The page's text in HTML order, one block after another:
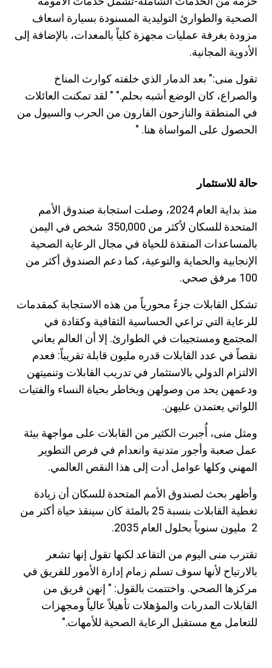
الصحية والطوارئ التوليدية المسنودة بسيارة اسعاف
مزودة بغرفة عمليات مجهزة كلياً بالمعدات، بالإضافة إلى
الأدوية المجانية.
تقول منى:" بعد الدمار الذي خلفته كوارث المناخ
والصراع، كان الوضع أشبه بحلم." " لقد تمكنت العائلات
في المنطقة والنازحون الفارون من الحرب والسيول من
الحصول على المواساة هنا. "
حالة للاستثمار
منذ بداية العام 2024، وصلت استجابة صندوق الأمم
المتحدة للسكان لأكثر من 350,000 شخص في اليمن
بالمساعدات المنقذة للحياة في مجال الرعاية الصحية
الإنجابية والحماية والتوعية، كما دعم الصندوق أكثر من
100 مرفق صحي.
تشكل القابلات جزءً محورياً من هذه الاستجابة كمقدمات
للرعاية التي تراعي الحساسية الثقافية وكقادة في
المجتمع ومستجيبات في الطوارئ. إلا أن العالم يعاني
نقصاً في عدد القابلات قدره مليون قابلة تقريباً: فعدم
الالتزام الدولي بالاستثمار في تدريب القابلات وتنميتهن
ودعمهن يحد من وصولهن ويخاطر بحياة النساء والفتيات
اللواتي يعتمدن عليهن.
ومثل منى، أُجبرت الكثير من القابلات على مواجهة بيئة
عمل صعبة وأجور متدنية وانعدام في فرص التطوير
المهني وكلها عوامل أدت إلى هذا النقص العالمي.
وأظهر بحث لصندوق الأمم المتحدة للسكان أن زيادة
تغطية القابلات بنسبة 25 بالمئة كان سينقذ حياة أكثر من
2 مليون سنوياً بحلول العام 2035.
تقترب منى اليوم من التقاعد لكنها تقول إنها تشعر
بالارتياح لأنها سوف تسلم زمام إدارة الأمور للفريق في
مركزها الصحي. واختتمت بالقول: " إنهن فريق من
القابلات المدربات والمؤهلات تأهيلاً عالياً ومجهزات
للتعامل مع مستقبل الرعاية الصحية للأمهات."